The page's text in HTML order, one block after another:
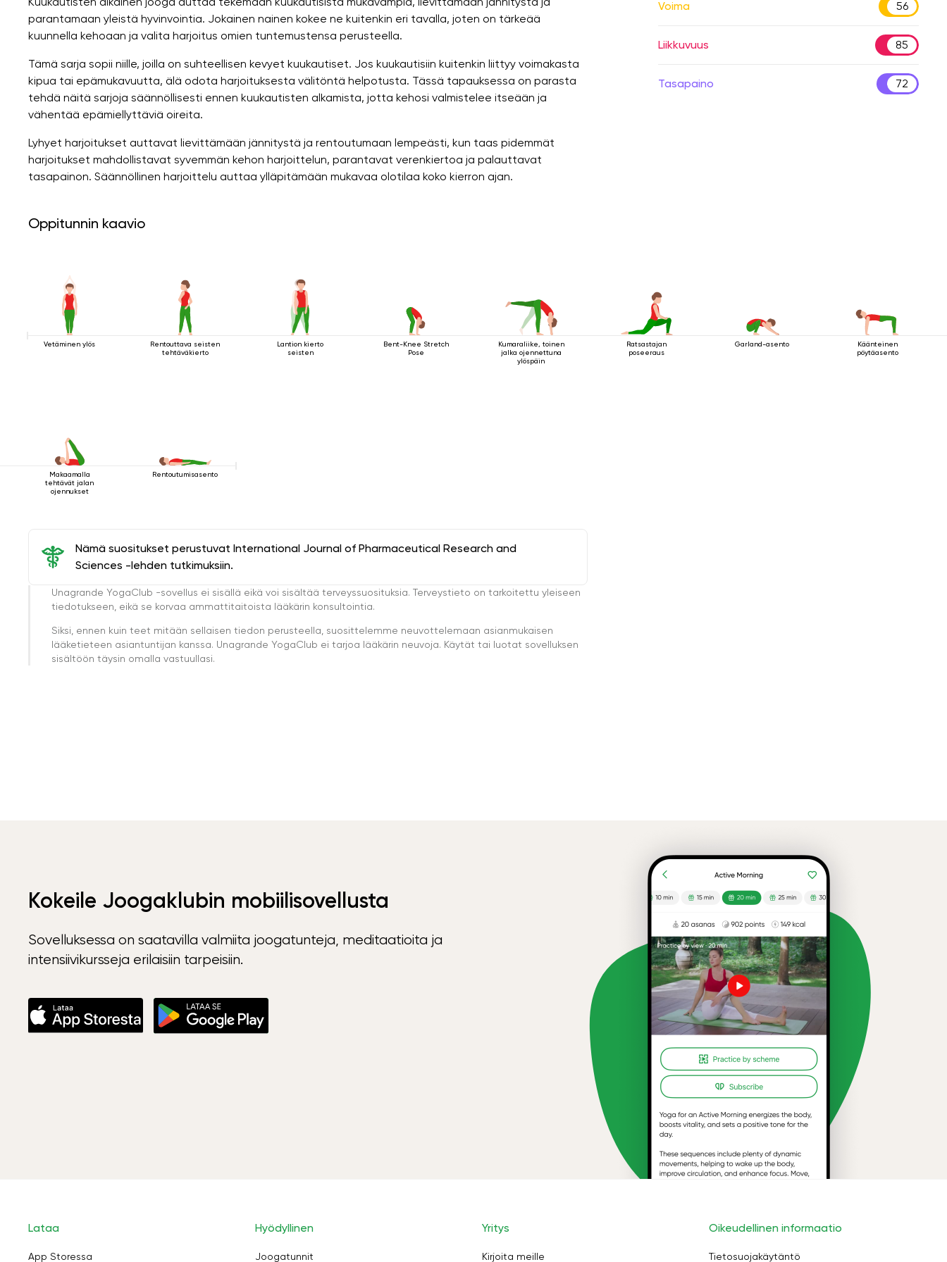
parantamaan yleistä hyvinvointia. Jokainen nainen kokee ne kuitenkin eri tavalla, joten on tärkeää
kuunnella kehoaan ja valita harjoitus omien tuntemustensa perusteella.
Tämä sarja sopii niille, joilla on suhteellisen kevyet kuukautiset. Jos kuukautisiin kuitenkin liittyy voimakasta
kipua tai epämukavuutta, älä odota harjoituksesta välitöntä helpotusta. Tässä tapauksessa on parasta
tehdä näitä sarjoja säännöllisesti ennen kuukautisten alkamista, jotta kehosi valmistelee itseään ja
vähentää epämiellyttäviä oireita.
Lyhyet harjoitukset auttavat lievittämään jännitystä ja rentoutumaan lempeästi, kun taas pidemmät
harjoitukset mahdollistavat syvemmän kehon harjoittelun, parantavat verenkiertoa ja palauttavat
tasapainon. Säännöllinen harjoittelu auttaa ylläpitämään mukavaa olotilaa koko kierron ajan.
Voima 56
Liikkuvuus 85
Tasapaino 72
Oppitunnin kaavio
Vetäminen ylös
Rentouttava seisten
tehtäväkierto
Lantion kierto
seisten
Bent-Knee Stretch
Pose
Kumaraliike, toinen
jalka ojennettuna
ylöspäin
Ratsastajan
poseeraus
Garland-asento
Käänteinen
pöytäasento
Makaamalla
tehtävät jalan
ojennukset
Rentoutumisasento
Nämä suositukset perustuvat International Journal of Pharmaceutical Research and
Sciences -lehden tutkimuksiin.
Unagrande YogaClub -sovellus ei sisällä eikä voi sisältää terveyssuosituksia. Terveystieto on tarkoitettu yleiseen
tiedotukseen, eikä se korvaa ammattitaitoista lääkärin konsultointia.
Siksi, ennen kuin teet mitään sellaisen tiedon perusteella, suosittelemme neuvottelemaan asianmukaisen
lääketieteen asiantuntijan kanssa. Unagrande YogaClub ei tarjoa lääkärin neuvoja. Käytät tai luotat sovelluksen
sisältöön täysin omalla vastuullasi.
Kokeile Joogaklubin mobiilisovellusta
Sovelluksessa on saatavilla valmiita joogatunteja, meditaatioita ja
intensiivikursseja erilaisiin tarpeisiin.
Lataa
App Storessa
Hyödyllinen
Joogatunnit
Yritys
Kirjoita meille
Oikeudellinen informaatio
Tietosuojakäytäntö